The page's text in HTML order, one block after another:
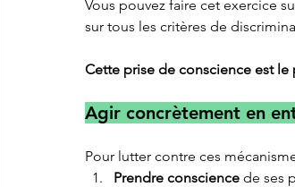
Vous pouvez faire cet exercice
sur tous les critères de
Cette prise de conscience est
Agir concrètement en
Pour lutter contre ces
Prendre conscience de ses